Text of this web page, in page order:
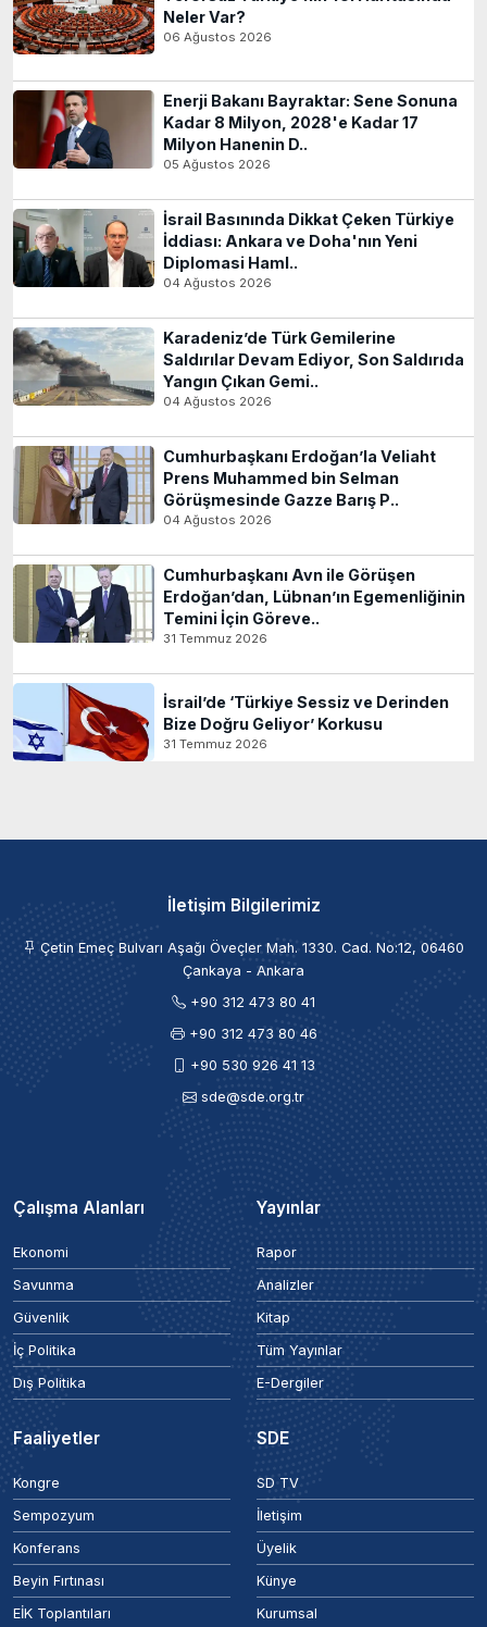
Neler Var?
06 Ağustos 2026
Enerji Bakanı Bayraktar: Sene Sonuna
Kadar 8 Milyon, 2028'e Kadar 17
Milyon Hanenin D..
05 Ağustos 2026
İsrail Basınında Dikkat Çeken Türkiye
İddiası: Ankara ve Doha'nın Yeni
Diplomasi Haml..
04 Ağustos 2026
Karadeniz’de Türk Gemilerine
Saldırılar Devam Ediyor, Son Saldırıda
Yangın Çıkan Gemi..
04 Ağustos 2026
Cumhurbaşkanı Erdoğan’la Veliaht
Prens Muhammed bin Selman
Görüşmesinde Gazze Barış P..
04 Ağustos 2026
Cumhurbaşkanı Avn ile Görüşen
Erdoğan’dan, Lübnan’ın Egemenliğinin
Temini İçin Göreve..
31 Temmuz 2026
İsrail’de ‘Türkiye Sessiz ve Derinden
Bize Doğru Geliyor’ Korkusu
31 Temmuz 2026
İletişim Bilgilerimiz
Çetin Emeç Bulvarı Aşağı Öveçler Mah. 1330. Cad. No:12, 06460
Çankaya - Ankara
+90 312 473 80 41
+90 312 473 80 46
+90 530 926 41 13
sde@sde.org.tr
Çalışma Alanları
Ekonomi
Savunma
Güvenlik
İç Politika
Dış Politika
Yayınlar
Rapor
Analizler
Kitap
Tüm Yayınlar
E-Dergiler
Faaliyetler
Kongre
Sempozyum
Konferans
Beyin Fırtınası
EİK Toplantıları
SDE
SD TV
İletişim
Üyelik
Künye
Kurumsal